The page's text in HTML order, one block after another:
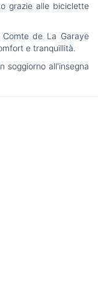
grazie alle biciclette
de La Garaye
e tranquillità.
soggiorno all'insegna